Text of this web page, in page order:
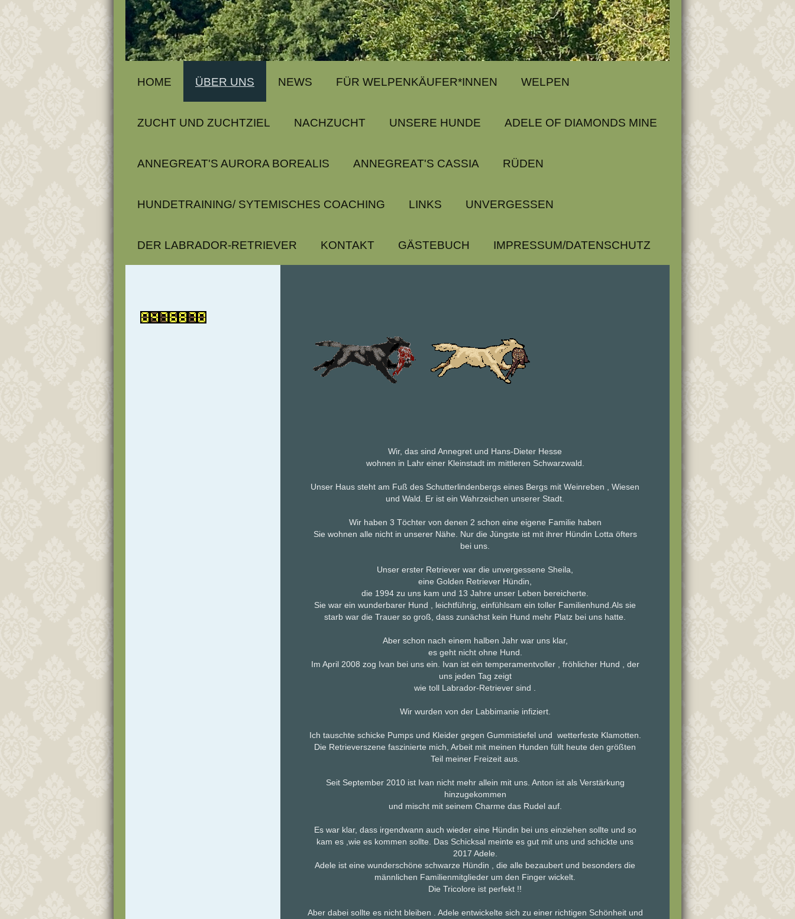
HOME ÜBER UNS NEWS FÜR WELPENKÄUFER*INNEN WELPEN
ZUCHT UND ZUCHTZIEL NACHZUCHT UNSERE HUNDE ADELE OF DIAMONDS MINE
ANNEGREAT'S AURORA BOREALIS ANNEGREAT'S CASSIA RÜDEN
HUNDETRAINING/ SYTEMISCHES COACHING LINKS UNVERGESSEN
DER LABRADOR-RETRIEVER KONTAKT GÄSTEBUCH IMPRESSUM/DATENSCHUTZ
Wir, das sind Annegret und Hans-Dieter Hesse
wohnen in Lahr einer Kleinstadt im mittleren Schwarzwald.
Unser Haus steht am Fuß des Schutterlindenbergs eines Bergs mit Weinreben , Wiesen
und Wald. Er ist ein Wahrzeichen unserer Stadt.
Wir haben 3 Töchter von denen 2 schon eine eigene Familie haben
Sie wohnen alle nicht in unserer Nähe. Nur die Jüngste ist mit ihrer Hündin Lotta öfters
bei uns.
Unser erster Retriever war die unvergessene Sheila,
eine Golden Retriever Hündin,
die 1994 zu uns kam und 13 Jahre unser Leben bereicherte.
Sie war ein wunderbarer Hund , leichtführig, einfühlsam ein toller Familienhund.Als sie
starb war die Trauer so groß, dass zunächst kein Hund mehr Platz bei uns hatte.
Aber schon nach einem halben Jahr war uns klar,
es geht nicht ohne Hund.
Im April 2008 zog Ivan bei uns ein. Ivan ist ein temperamentvoller , fröhlicher Hund , der
uns jeden Tag zeigt
wie toll Labrador-Retriever sind .
Wir wurden von der Labbimanie infiziert.
Ich tauschte schicke Pumps und Kleider gegen Gummistiefel und wetterfeste Klamotten.
Die Retrieverszene faszinierte mich, Arbeit mit meinen Hunden füllt heute den größten
Teil meiner Freizeit aus.
Seit September 2010 ist Ivan nicht mehr allein mit uns. Anton ist als Verstärkung
hinzugekommen
und mischt mit seinem Charme das Rudel auf.
Es war klar, dass irgendwann auch wieder eine Hündin bei uns einziehen sollte und so
kam es ,wie es kommen sollte. Das Schicksal meinte es gut mit uns und schickte uns
2017 Adele.
Adele ist eine wunderschöne schwarze Hündin , die alle bezaubert und besonders die
männlichen Familienmitglieder um den Finger wickelt.
Die Tricolore ist perfekt !!
Aber dabei sollte es nicht bleiben . Adele entwickelte sich zu einer richtigen Schönheit und